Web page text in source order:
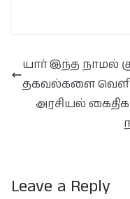
யார் இந்த நாமல்
தகவல்களை
அரசியல்
Leave a Reply